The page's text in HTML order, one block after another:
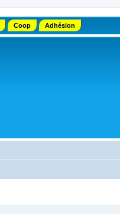
Coop Adhésion